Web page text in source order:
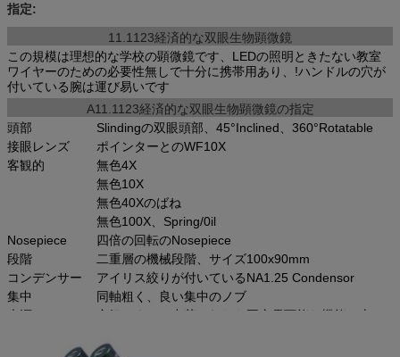
指定:
11.1123経済的な双眼生物顕微鏡
この規模は理想的な学校の顕微鏡です、LEDの照明ときたない教室
ワイヤーのための必要性無しで十分に携帯用あり、!ハンドルの穴が
付いている腕は運び易いです
A11.1123経済的な双眼生物顕微鏡の指定
頭部
Slindingの双眼頭部、45°Inclined、360°Rotatable
接眼レンズ
ポインターとのWF10X
客観的
無色4X
無色10X
無色40Xのばね
無色100X、Spring/0il
Nosepiece
四倍の回転のNosepiece
段階
二重層の機械段階、サイズ100x90mm
コンデンサー
アイリス絞りが付いているNA1.25 Condensor
集中
同軸粗く、良い集中のノブ
光源
空気によって出荷されたら再充電可能な機能の上お
電源のアダプター